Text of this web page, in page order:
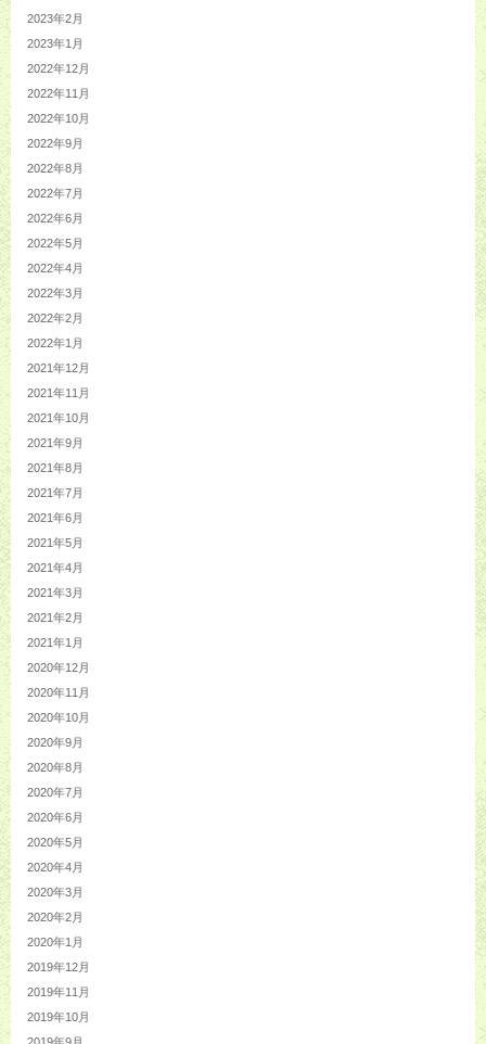
2023年2月
2023年1月
2022年12月
2022年11月
2022年10月
2022年9月
2022年8月
2022年7月
2022年6月
2022年5月
2022年4月
2022年3月
2022年2月
2022年1月
2021年12月
2021年11月
2021年10月
2021年9月
2021年8月
2021年7月
2021年6月
2021年5月
2021年4月
2021年3月
2021年2月
2021年1月
2020年12月
2020年11月
2020年10月
2020年9月
2020年8月
2020年7月
2020年6月
2020年5月
2020年4月
2020年3月
2020年2月
2020年1月
2019年12月
2019年11月
2019年10月